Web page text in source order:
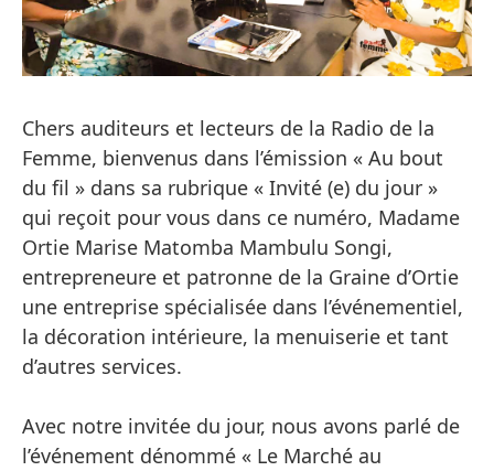
Chers auditeurs et lecteurs de la Radio de la
Femme, bienvenus dans l’émission « Au bout
du fil » dans sa rubrique « Invité (e) du jour »
qui reçoit pour vous dans ce numéro, Madame
Ortie Marise Matomba Mambulu Songi,
entrepreneure et patronne de la Graine d’Ortie
une entreprise spécialisée dans l’événementiel,
la décoration intérieure, la menuiserie et tant
d’autres services.
Avec notre invitée du jour, nous avons parlé de
l’événement dénommé « Le Marché au